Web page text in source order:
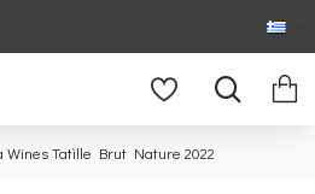
Wines Tatìlle Brut Nature 2022